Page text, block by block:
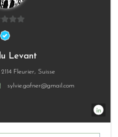
Levant
Fleurier, Suisse
sylvie.gafner@gmail.com